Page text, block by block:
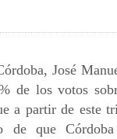
José
de los votos
a partir de este
que Córdoba